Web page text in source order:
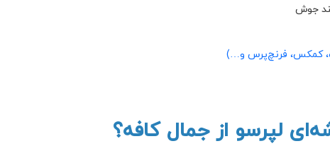
جوش
کمکس، فرنچ‌پرس و…)
لپرسو از جمال کافه؟